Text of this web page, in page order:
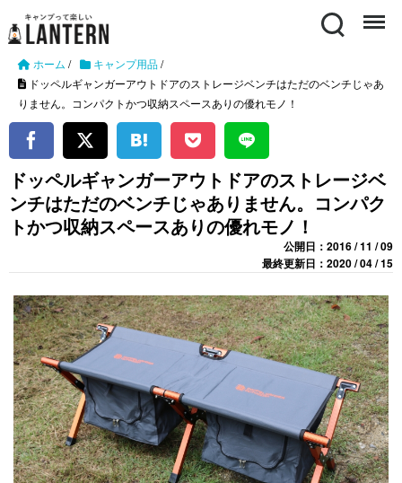
Search Menu
ホーム / キャンプ用品/
ドッペルギャンガーアウトドアのストレージベンチはただのベンチじゃあ
りません。コンパクトかつ収納スペースありの優れモノ！
ドッペルギャンガーアウトドアのストレージベ
ンチはただのベンチじゃありません。コンパク
トかつ収納スペースありの優れモノ！
公開日：2016 / 11 / 09
最終更新日：2020 / 04 / 15